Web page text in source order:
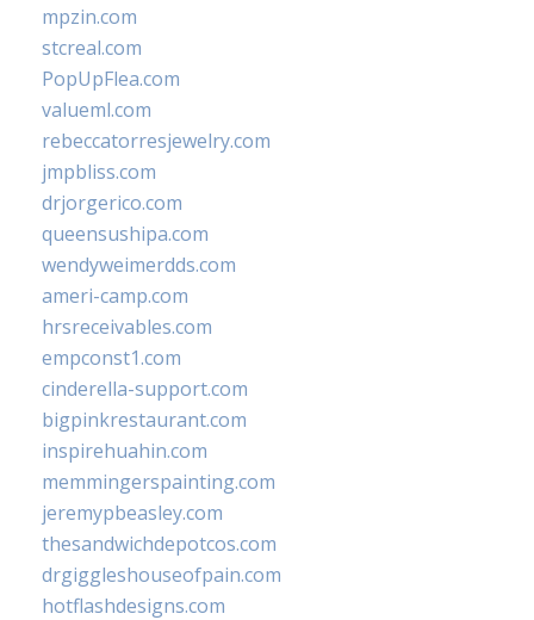
mpzin.com
stcreal.com
PopUpFlea.com
valueml.com
rebeccatorresjewelry.com
jmpbliss.com
drjorgerico.com
queensushipa.com
wendyweimerdds.com
ameri-camp.com
hrsreceivables.com
empconst1.com
cinderella-support.com
bigpinkrestaurant.com
inspirehuahin.com
memmingerspainting.com
jeremypbeasley.com
thesandwichdepotcos.com
drgiggleshouseofpain.com
hotflashdesigns.com